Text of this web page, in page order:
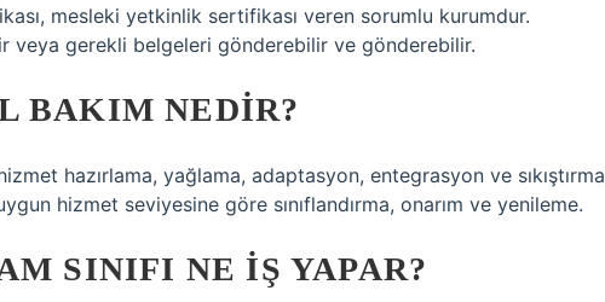
mesleki yetkinlik sertifikası veren sorumlu kurumdur.
veya gerekli belgeleri gönderebilir ve gönderebilir.
BAKIM NEDIR?
hazırlama, yağlama, adaptasyon, entegrasyon ve sıkıştırma
hizmet seviyesine göre sınıflandırma, onarım ve yenileme.
SINIFI NE İŞ YAPAR?